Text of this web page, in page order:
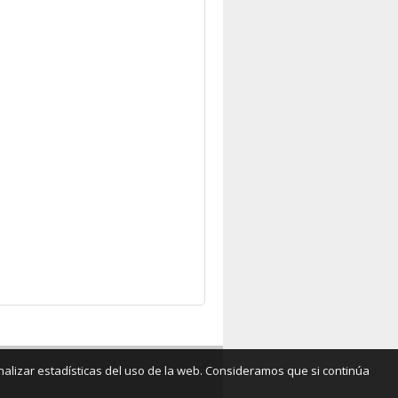
estadísticas del uso de la web. Consideramos que si continúa